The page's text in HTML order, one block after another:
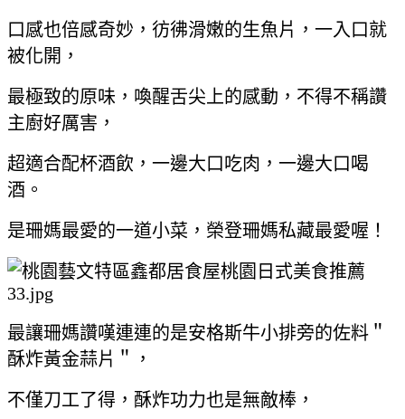
口感也倍感奇妙，彷彿滑嫩的生魚片，一入口就
被化開，
最極致的原味，喚醒舌尖上的感動，不得不稱讚
主廚好厲害，
超適合配杯酒飲，一邊大口吃肉，一邊大口喝
酒。
是珊媽最愛的一道小菜，榮登珊媽私藏最愛喔！
最讓珊媽讚嘆連連的是安格斯牛小排旁的佐料＂
酥炸黃金蒜片＂，
不僅刀工了得，酥炸功力也是無敵棒，